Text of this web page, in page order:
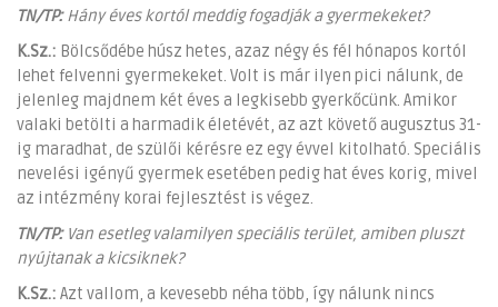
TN/TP:Hány éves kortól meddig fogadják a gyermekeket?
K.Sz.: Bölcsődébe húsz hetes, azaz négy és fél hónapos kortól
lehet felvenni gyermekeket. Volt is már ilyen pici nálunk, de
jelenleg majdnem két éves a legkisebb gyerkőcünk. Amikor
valaki betölti a harmadik életévét, az azt követő augusztus 31-
ig maradhat, de szülői kérésre ez egy évvel kitolható. Speciális
nevelési igényű gyermek esetében pedig hat éves korig, mivel
az intézmény korai fejlesztést is végez.
TN/TP:Van esetleg valamilyen speciális terület, amiben pluszt
nyújtanak a kicsiknek?
K.Sz.: Azt vallom, a kevesebb néha több, így nálunk nincs